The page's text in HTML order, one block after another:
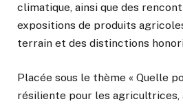
climatique, ainsi que des
expositions de produits
terrain et des distinctions
Placée sous le thème « Quelle
résiliente pour les